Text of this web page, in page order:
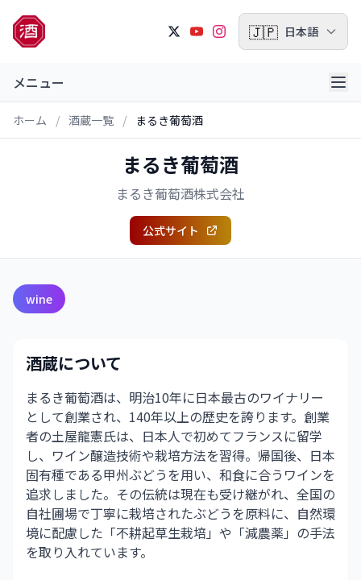
🇯🇵 日本語
メニュー
ホーム / 酒蔵一覧 / まるき葡萄酒
まるき葡萄酒
まるき葡萄酒株式会社
公式サイト
wine
酒蔵について
まるき葡萄酒は、明治10年に日本最古のワイナリー
として創業され、140年以上の歴史を誇ります。創業
者の土屋龍憲氏は、日本人で初めてフランスに留学
し、ワイン醸造技術や栽培方法を習得。帰国後、日本
固有種である甲州ぶどうを用い、和食に合うワインを
追求しました。その伝統は現在も受け継がれ、全国の
自社圃場で丁寧に栽培されたぶどうを原料に、自然環
境に配慮した「不耕起草生栽培」や「減農薬」の手法
を取り入れています。